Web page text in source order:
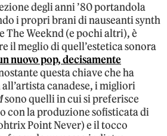
degli anni ’80 portandola
i propri brani di nauseanti synth
The Weeknd (e pochi altri), è
il meglio di quell’estetica sonora
nuovo pop, decisamente
questa chiave che ha
canadese, i migliori
sono quelli in cui si preferisce
con la produzione sofisticata di
Point Never) e il tocco